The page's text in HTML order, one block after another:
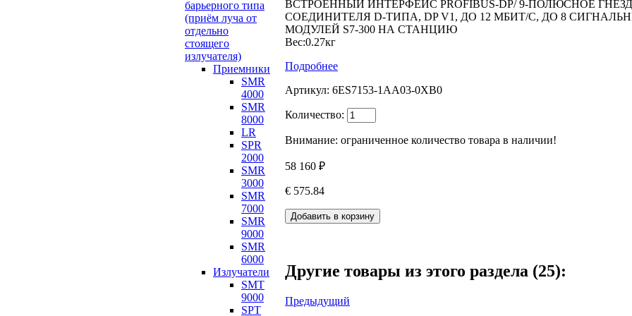
барьерного типа
(приём луча от
отдельно
стоящего
излучателя)
Приемники
SMR
4000
SMR
8000
LR
SPR
2000
SMR
3000
SMR
7000
SMR
9000
SMR
6000
Излучатели
SMT
9000
SPT
ВСТРОЕННЫЙ ИНТЕРФЕЙС PROFIBUS-DP/ 9-ПОЛЮСНОЕ
СОЕДИНИТЕЛЯ D-ТИПА, DP V1, ДО 12 МБИТ/С, ДО 8
МОДУЛЕЙ S7-300 НА СТАНЦИЮ
Вес:0.27кг
Подробнее
Артикул: 6ES7153-1AA03-0XB0
Количество:
Внимание: ограниченное количество товара в наличии!
58 160 ₽
€ 575.84
Другие товары из этого раздела (25):
Предыдущий